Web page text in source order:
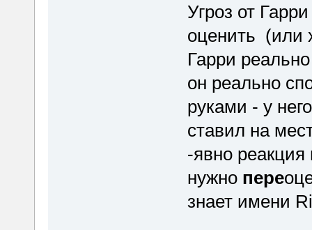
Угроз от
оценить (или
Гарри
он реально
руками - у
ставил на
-явно реакция
нужно пере
знает имени